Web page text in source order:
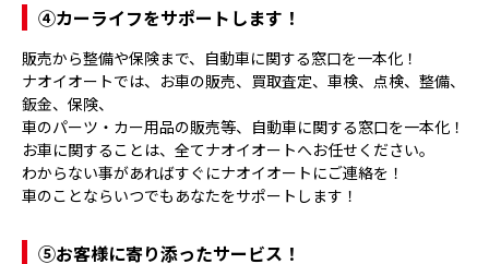
④カーライフをサポートします！
販売から整備や保険まで、自動車に関する窓口を一本化！
ナオイオートでは、お車の販売、買取査定、車検、点検、整備、
鈑金、保険、
車のパーツ・カー用品の販売等、自動車に関する窓口を一本化！
お車に関することは、全てナオイオートへお任せください。
わからない事があればすぐにナオイオートにご連絡を！
車のことならいつでもあなたをサポートします！
⑤お客様に寄り添ったサービス！